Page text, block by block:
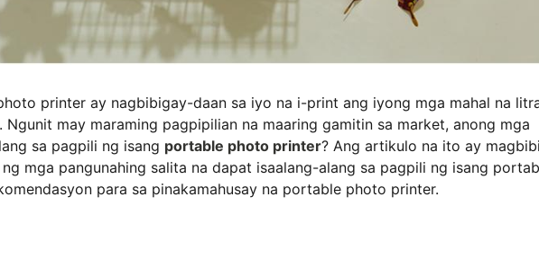
printer ay nagbibigay-daan sa iyo na i-print ang iyong mga mahal na
may maraming pagpipilian na maaring gamitin sa market, anong mga
sa pagpili ng isang portable photo printer? Ang artikulo na ito ay
mga pangunahing salita na dapat isaalang-alang sa pagpili ng isang
para sa pinakamahusay na portable photo printer.